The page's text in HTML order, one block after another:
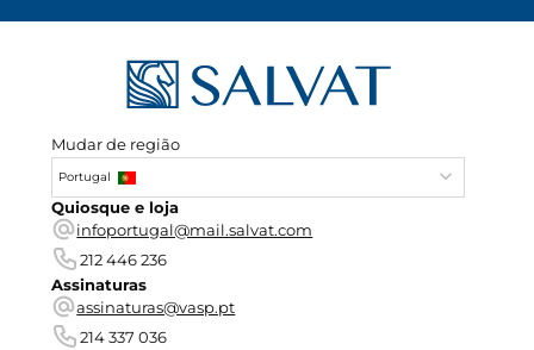
Mudar de região
Portugal
Quiosque e loja
infoportugal@mail.salvat.com
212 446 236
Assinaturas
assinaturas@vasp.pt
214 337 036